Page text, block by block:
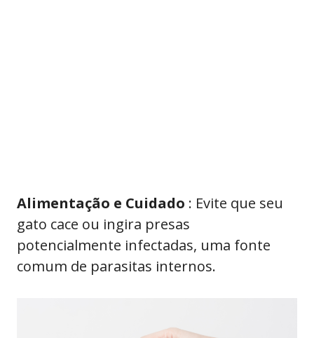
Alimentação e Cuidado : Evite que seu
gato cace ou ingira presas
potencialmente infectadas, uma fonte
comum de parasitas internos.